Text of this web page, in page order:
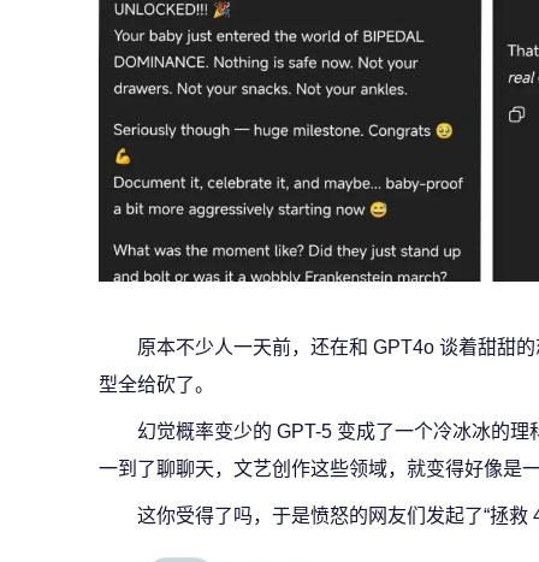
原本不少人一天前，还在和 GPT4o 谈着甜甜
型全给砍了。
幻觉概率变少的 GPT-5 变成了一个冷冰冰的
一到了聊聊天，文艺创作这些领域，就变得好像是
这你受得了吗，于是愤怒的网友们发起了“拯救